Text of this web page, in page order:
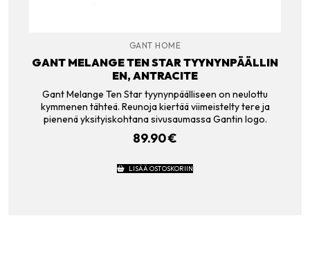
GANT HOME
GANT MELANGE TEN STAR TYYNYNPÄÄLLIN
EN, ANTRACITE
Gant Melange Ten Star tyynynpäälliseen on neulottu
kymmenen tähteä. Reunoja kiertää viimeistelty tere ja
pienenä yksityiskohtana sivusaumassa Gantin logo.
89.90€
LISÄÄ OSTOSKORIIN